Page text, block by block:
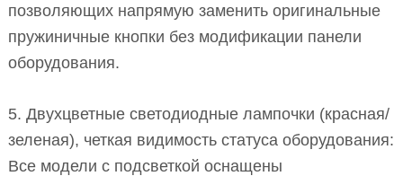
позволяющих напрямую заменить оригинальные
пружиничные кнопки без модификации панели
оборудования.
5. Двухцветные светодиодные лампочки (красная/
зеленая), четкая видимость статуса оборудования:
Все модели с подсветкой оснащены